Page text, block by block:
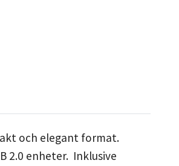
och elegant format.
2.0 enheter. Inklusive